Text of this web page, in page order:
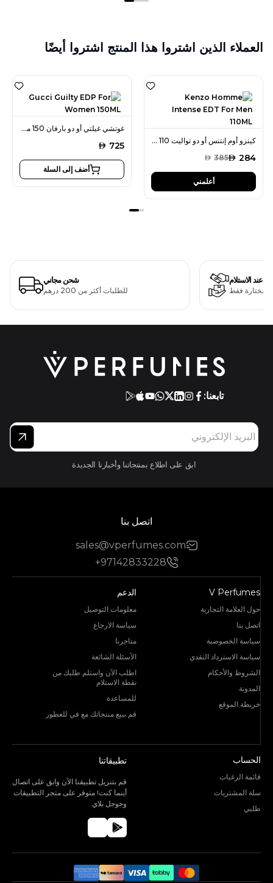
العملاء الذين اشتروا هذا المنتج اشتروا أيضًا
غوتشي غيلتي أو دو بارفان 150 مل للنساء
AED 725
أضف إلى السلة
كينزو أوم إنتنس أو دو تواليت 110 مل للرجال
AED 284
AED 385
أعلمني
شحن مجاني
للطلبات أكثر من 200 درهم
عند الاستلام
مختارة فقط
تابعنا:
ابق على اطلاع بمنتجاتنا وأخبارنا الجديدة
اتصل بنا
sales@vperfumes.com
+97142833228
V Perfumes
حول العلامة التجارية
اتصل بنا
سياسة الخصوصية
سياسة الاسترداد النقدي
الشروط والأحكام
المدونة
خريطة الموقع
الدعم
معلومات التوصيل
سياسة الارجاع
متاجرنا
الأسئلة الشائعة
اطلب الآن واستلم طلبك من
نقطة الاستلام
للمساعدة
قم ببيع منتجاتك مع في للعطور
الحساب
قائمة الرغبات
سلة المشتريات
طلبي
تطبيقاتنا
قم بتنزيل تطبيقنا الآن وابق على اتصال
أينما كنت! متوفر على متجر التطبيقات
وجوجل بلاي.